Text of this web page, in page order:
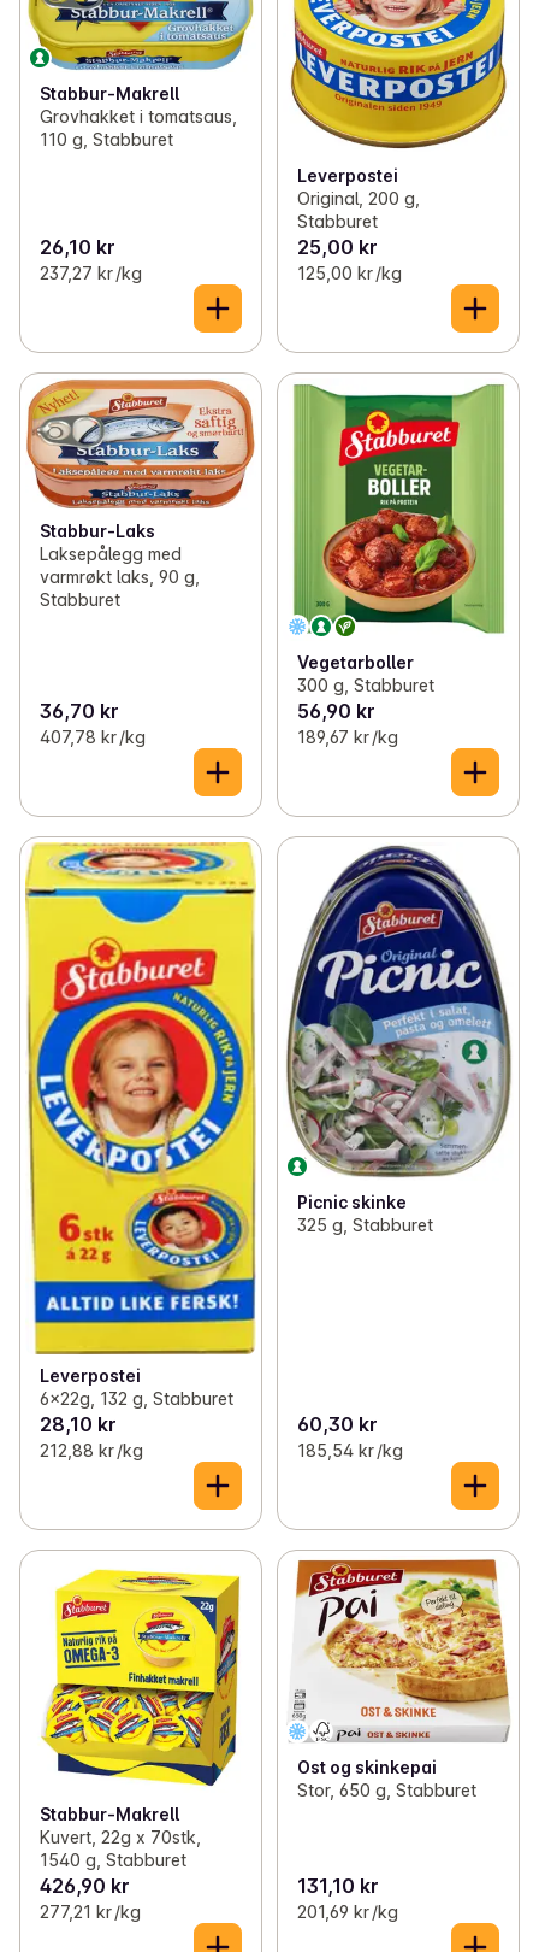
Stabbur-Makrell
Grovhakket i tomatsaus,
110 g, Stabburet
26,10 kr
237,27 kr /kg
Leverpostei
Original, 200 g,
Stabburet
25,00 kr
125,00 kr /kg
Stabbur-Laks
Laksepålegg med
varmrøkt laks, 90 g,
Stabburet
36,70 kr
407,78 kr /kg
Vegetarboller
300 g, Stabburet
56,90 kr
189,67 kr /kg
Leverpostei
6x22g, 132 g, Stabburet
28,10 kr
212,88 kr /kg
Picnic skinke
325 g, Stabburet
60,30 kr
185,54 kr /kg
Stabbur-Makrell
Kuvert, 22g x 70stk,
1540 g, Stabburet
426,90 kr
277,21 kr /kg
Ost og skinkepai
Stor, 650 g, Stabburet
131,10 kr
201,69 kr /kg